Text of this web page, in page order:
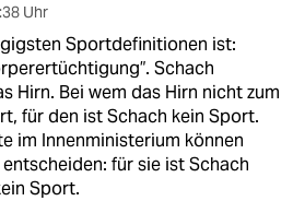
Uhr
Sportdefinitionen ist:
Schach
Hirn. Bei wem das Hirn nicht zum
für den ist Schach kein Sport.
im Innenministerium können
für sie ist Schach
Sport.